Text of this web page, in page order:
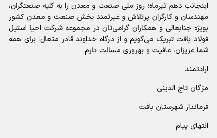
اینجانب دهم تیرماه؛ روز ملی صنعت و معدن را به کلیه صنعتگران،
مهندسان و کارگران پرتلاش و غیرتمند بخش صنعت و معدن کشور
بویژه جنابعالی و همکاران گرامی‌تان در مجموعه شرکت احیا استیل
فولاد بافت تبریک می‌گویم و از درگاه خداوند قادر متعال؛ برای همه
شما عزیزان، عافیت و بهروزی مسالت دارم.
ارادتمند
مژگان تاج الدینی
فرماندار شهرستان بافت
انتهای پیام